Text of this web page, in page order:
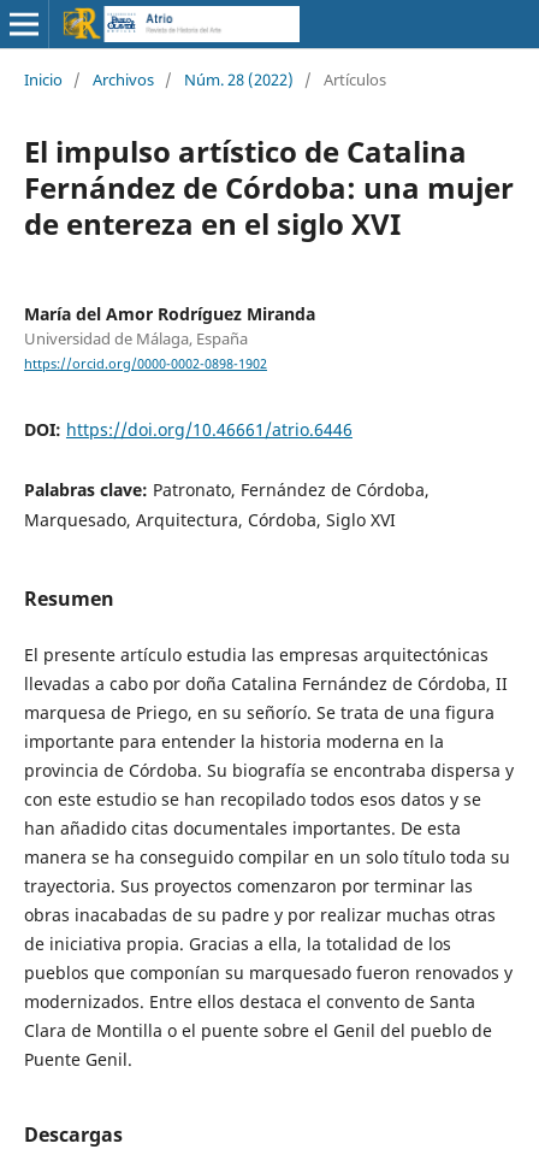
Inicio / Archivos / Núm. 28 (2022) / Artículos
El impulso artístico de Catalina
Fernández de Córdoba: una mujer
de entereza en el siglo XVI
María del Amor Rodríguez Miranda
Universidad de Málaga, España
https://orcid.org/0000-0002-0898-1902
DOI: https://doi.org/10.46661/atrio.6446
Palabras clave: Patronato, Fernández de Córdoba,
Marquesado, Arquitectura, Córdoba, Siglo XVI
Resumen
El presente artículo estudia las empresas arquitectónicas
llevadas a cabo por doña Catalina Fernández de Córdoba, II
marquesa de Priego, en su señorío. Se trata de una figura
importante para entender la historia moderna en la
provincia de Córdoba. Su biografía se encontraba dispersa y
con este estudio se han recopilado todos esos datos y se
han añadido citas documentales importantes. De esta
manera se ha conseguido compilar en un solo título toda su
trayectoria. Sus proyectos comenzaron por terminar las
obras inacabadas de su padre y por realizar muchas otras
de iniciativa propia. Gracias a ella, la totalidad de los
pueblos que componían su marquesado fueron renovados y
modernizados. Entre ellos destaca el convento de Santa
Clara de Montilla o el puente sobre el Genil del pueblo de
Puente Genil.
Descargas